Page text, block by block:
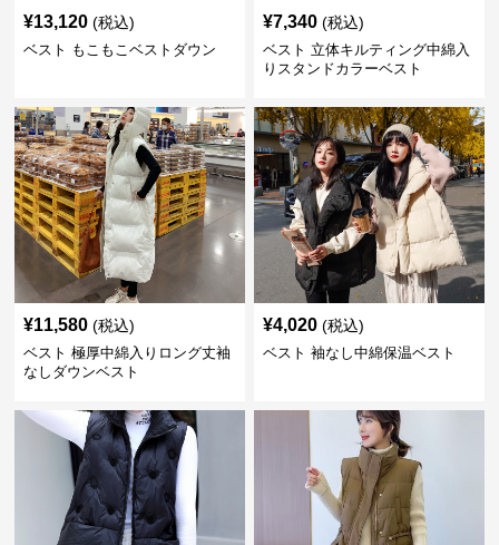
¥13,120 (税込)
ベスト もこもこベストダウン
¥7,340 (税込)
ベスト 立体キルティング中綿入
りスタンドカラーベスト
¥11,580 (税込)
ベスト 極厚中綿入りロング丈袖
なしダウンベスト
¥4,020 (税込)
ベスト 袖なし中綿保温ベスト